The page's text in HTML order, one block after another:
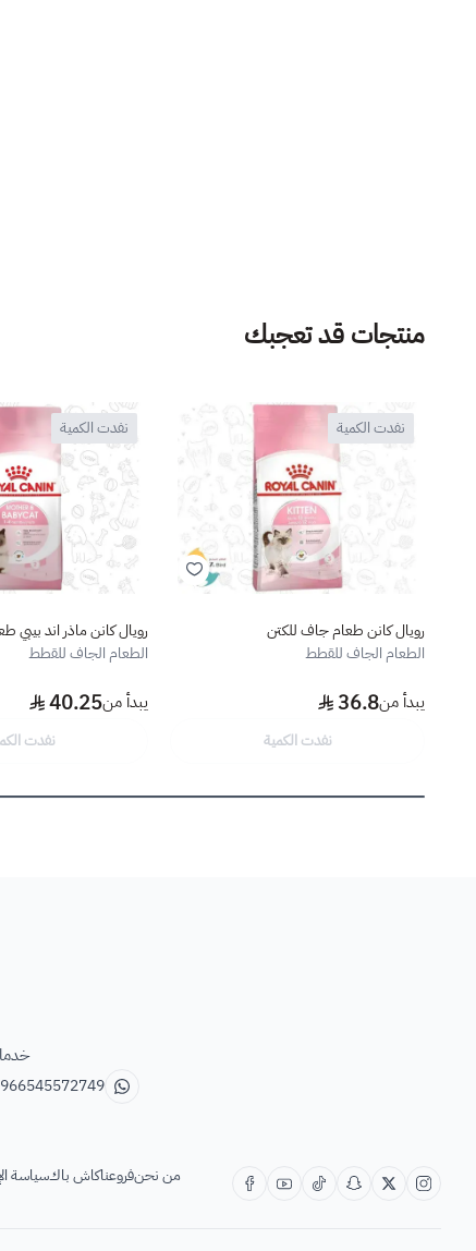
منتجات قد تعجبك
نفدت الكمية
رويال كانن طعام جاف للكتن
الطعام الجاف للقطط
يبدأ من36.8
نفدت الكمية
نفدت الكمية
رويال كانن ماذر اند
الطعام الجاف للقطط
يبدأ من40.25
نفدت
من نحنفروعناكاش باكسياسة